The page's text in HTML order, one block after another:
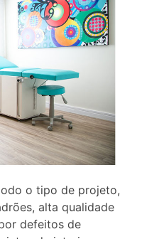
o tipo de projeto,
alta qualidade
defeitos de